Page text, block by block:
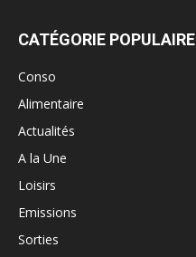
CATÉGORIE POPULAIRE
Conso
Alimentaire
Actualités
A la Une
Loisirs
Emissions
Sorties